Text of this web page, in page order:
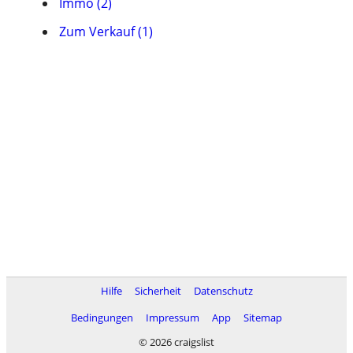
Zum Verkauf (1)
Hilfe Sicherheit
Datenschutz
Bedingungen
Impressum App
Sitemap
© 2026 craigslist